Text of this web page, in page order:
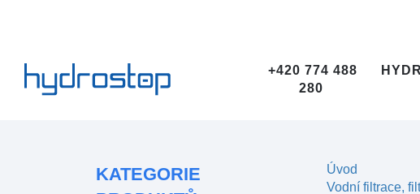
+420 774 488
280
KATEGORIE
Úvod
Vodní filtrace,